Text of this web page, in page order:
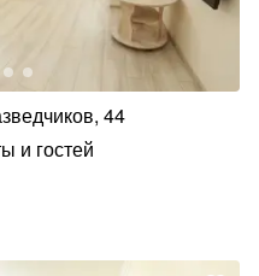
44
и гостей